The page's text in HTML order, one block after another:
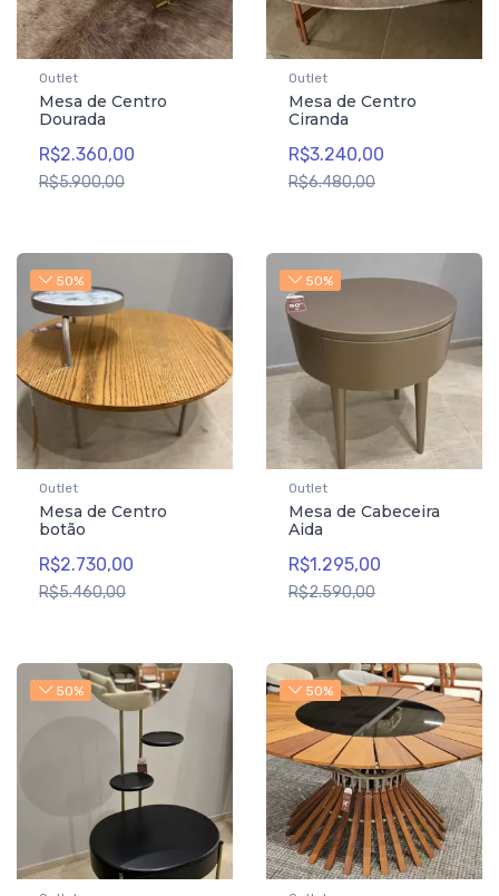
Outlet
Mesa de Centro
Dourada
R$2.360,00
R$5.900,00
Outlet
Mesa de Centro
Ciranda
R$3.240,00
R$6.480,00
50%
Outlet
Mesa de Centro
botão
R$2.730,00
R$5.460,00
50%
Outlet
Mesa de Cabeceira
Aida
R$1.295,00
R$2.590,00
50% 50%